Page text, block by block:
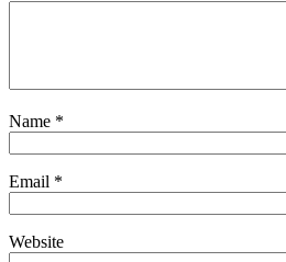
Name *
Email *
Website